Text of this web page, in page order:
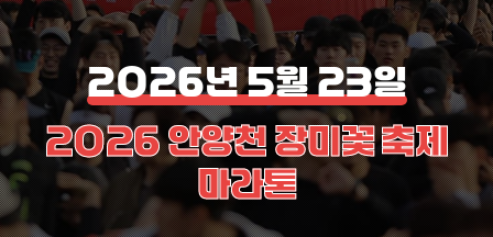
2026년 5월 23일
2026 안양천 장미꽃 축제
마라톤